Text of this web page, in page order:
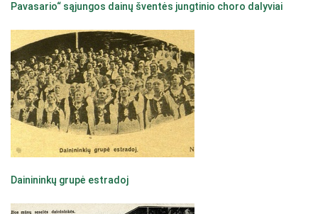
Pavasario“ sąjungos dainų šventės jungtinio choro dalyviai
Dainininkų grupė estradoj